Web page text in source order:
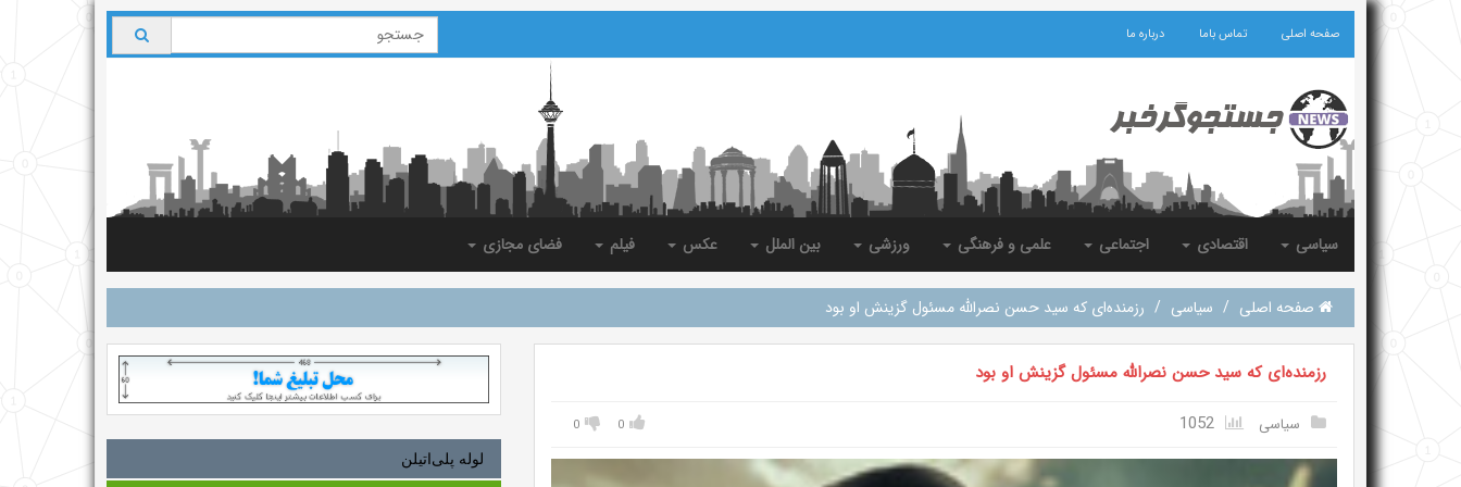
صفحه اصلی تماس باما درباره ما
سیاسی اقتصادی اجتماعی علمی و فرهنگی ورزشی بین الملل عکس فیلم فضای مجازی
صفحه اصلی / سیاسی / رزمنده‌ای که سید حسن نصرالله مسئول گزینش او بود
رزمنده‌ای که سید حسن نصرالله مسئول گزینش او بود
سیاسی 0
0
لوله‌ پلی‌اتیلن